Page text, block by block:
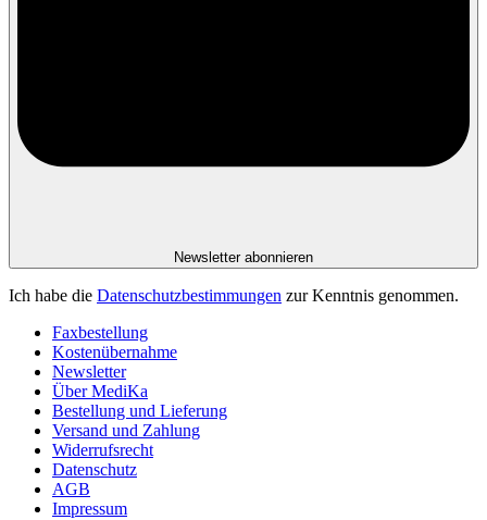
Newsletter abonnieren
Ich habe die Datenschutzbestimmungen zur Kenntnis genommen.
Faxbestellung
Kostenübernahme
Newsletter
Über MediKa
Bestellung und Lieferung
Versand und Zahlung
Widerrufsrecht
Datenschutz
AGB
Impressum